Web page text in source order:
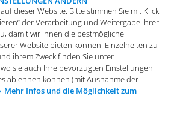
Datenschutz
Einkaufsbedingungen
Arvato Systems Kontakt
dieser Website. Bitte stimmen Sie mit Klick
der Verarbeitung und Weitergabe Ihrer
damit wir Ihnen die bestmögliche
Website bieten können. Einzelheiten zu
ihrem Zweck finden Sie unter
sie auch Ihre bevorzugten Einstellungen
ablehnen können (mit Ausnahme der
Mehr Infos und die Möglichkeit zum
ablehnen können (mit Ausnahme der
Mehr Infos und die Möglichkeit zum
Cookies
sind essenziell wichtig für die einwandfreie
Website.
Cookies